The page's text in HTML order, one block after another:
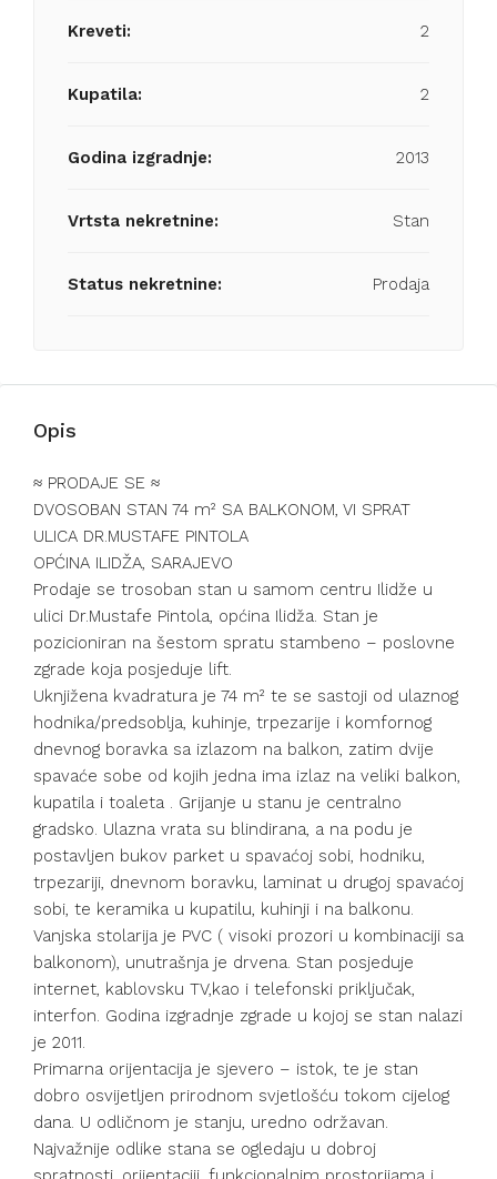
Kreveti: 2
Kupatila: 2
Godina izgradnje: 2013
Vrtsta nekretnine: Stan
Status nekretnine: Prodaja
Opis
≈ PRODAJE SE ≈
DVOSOBAN STAN 74 m² SA BALKONOM, VI SPRAT
ULICA DR.MUSTAFE PINTOLA
OPĆINA ILIDŽA, SARAJEVO
Prodaje se trosoban stan u samom centru Ilidže u
ulici Dr.Mustafe Pintola, općina Ilidža. Stan je
pozicioniran na šestom spratu stambeno – poslovne
zgrade koja posjeduje lift.
Uknjižena kvadratura je 74 m² te se sastoji od ulaznog
hodnika/predsoblja, kuhinje, trpezarije i komfornog
dnevnog boravka sa izlazom na balkon, zatim dvije
spavaće sobe od kojih jedna ima izlaz na veliki balkon,
kupatila i toaleta . Grijanje u stanu je centralno
gradsko. Ulazna vrata su blindirana, a na podu je
postavljen bukov parket u spavaćoj sobi, hodniku,
trpezariji, dnevnom boravku, laminat u drugoj spavaćoj
sobi, te keramika u kupatilu, kuhinji i na balkonu.
Vanjska stolarija je PVC ( visoki prozori u kombinaciji sa
balkonom), unutrašnja je drvena. Stan posjeduje
internet, kablovsku TV,kao i telefonski priključak,
interfon. Godina izgradnje zgrade u kojoj se stan nalazi
je 2011.
Primarna orijentacija je sjevero – istok, te je stan
dobro osvijetljen prirodnom svjetlošću tokom cijelog
dana. U odličnom je stanju, uredno održavan.
Najvažnije odlike stana se ogledaju u dobroj